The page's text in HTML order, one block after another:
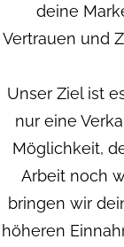
deine
Vertrauen und
Unser Ziel ist
nur eine
Möglichkeit,
Arbeit noch
bringen wir
höheren